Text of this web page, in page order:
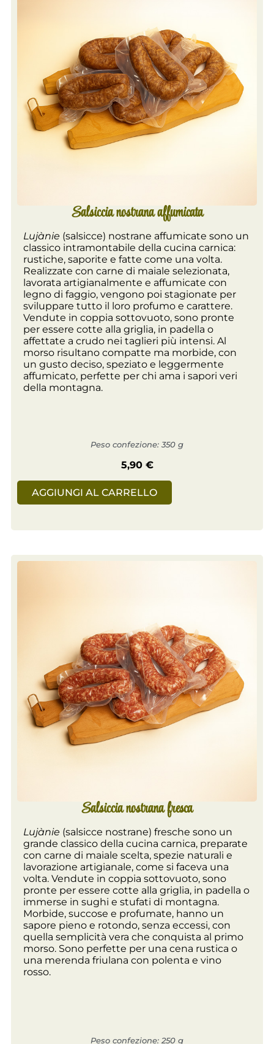
Salsiccia nostrana affumicata
Lujànie (salsicce) nostrane affumicate sono un
classico intramontabile della cucina carnica:
rustiche, saporite e fatte come una volta.
Realizzate con carne di maiale selezionata,
lavorata artigianalmente e affumicate con
legno di faggio, vengono poi stagionate per
sviluppare tutto il loro profumo e carattere.
Vendute in coppia sottovuoto, sono pronte
per essere cotte alla griglia, in padella o
affettate a crudo nei taglieri più intensi. Al
morso risultano compatte ma morbide, con
un gusto deciso, speziato e leggermente
affumicato, perfette per chi ama i sapori veri
della montagna.
Peso confezione: 350 g
5,90 €
AGGIUNGI AL CARRELLO
Salsiccia nostrana fresca
Lujànie (salsicce nostrane) fresche sono un
grande classico della cucina carnica, preparate
con carne di maiale scelta, spezie naturali e
lavorazione artigianale, come si faceva una
volta. Vendute in coppia sottovuoto, sono
pronte per essere cotte alla griglia, in padella o
immerse in sughi e stufati di montagna.
Morbide, succose e profumate, hanno un
sapore pieno e rotondo, senza eccessi, con
quella semplicità vera che conquista al primo
morso. Sono perfette per una cena rustica o
una merenda friulana con polenta e vino
rosso.
Peso confezione: 250 g